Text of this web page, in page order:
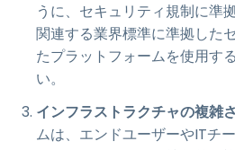
うに、セキュリティ規制に準
関連する業界標準に準拠した
たプラットフォームを使用す
い。
インフラストラクチャの複雑
ムは、エンドユーザーやITチ